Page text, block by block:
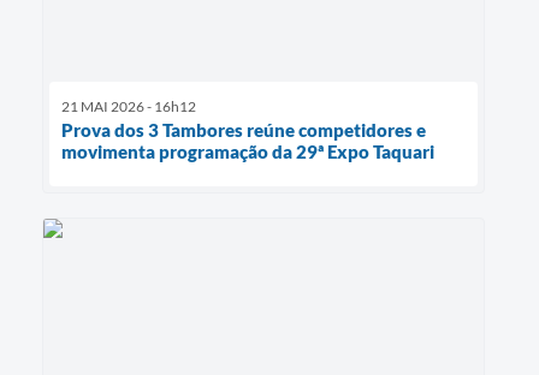
21 MAI 2026 - 16h12
Prova dos 3 Tambores reúne competidores e
movimenta programação da 29ª Expo Taquari